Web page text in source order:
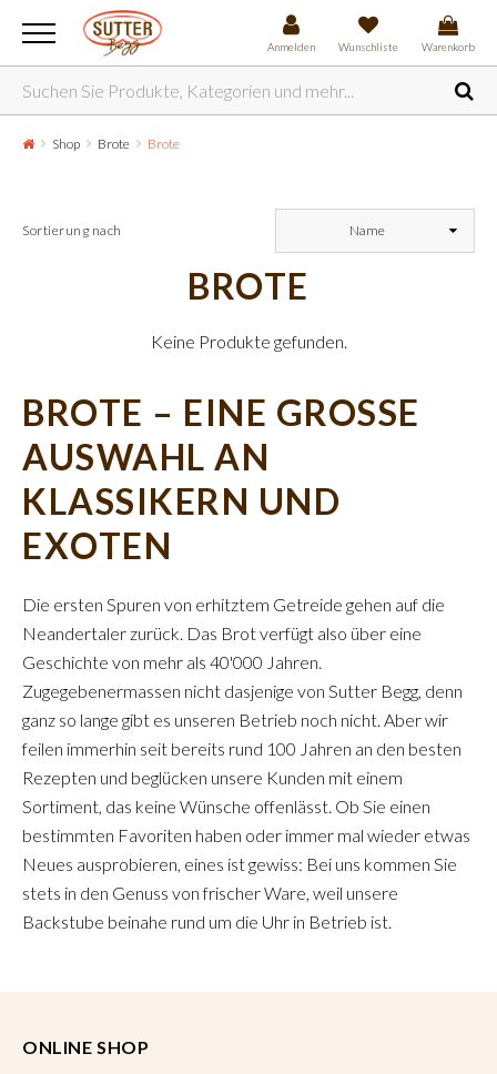
Anmelden Wunschliste Warenkorb
Shop Brote Brote
Sortierung nach Name
BROTE
Keine Produkte gefunden.
BROTE – EINE GROSSE
AUSWAHL AN
KLASSIKERN UND
EXOTEN
Die ersten Spuren von erhitztem Getreide gehen auf die
Neandertaler zurück. Das Brot verfügt also über eine
Geschichte von mehr als 40'000 Jahren.
Zugegebenermassen nicht dasjenige von Sutter Begg, denn
ganz so lange gibt es unseren Betrieb noch nicht. Aber wir
feilen immerhin seit bereits rund 100 Jahren an den besten
Rezepten und beglücken unsere Kunden mit einem
Sortiment, das keine Wünsche offenlässt. Ob Sie einen
bestimmten Favoriten haben oder immer mal wieder etwas
Neues ausprobieren, eines ist gewiss: Bei uns kommen Sie
stets in den Genuss von frischer Ware, weil unsere
Backstube beinahe rund um die Uhr in Betrieb ist.
ONLINE SHOP